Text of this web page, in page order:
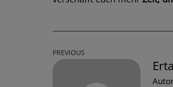
PREVIOUS